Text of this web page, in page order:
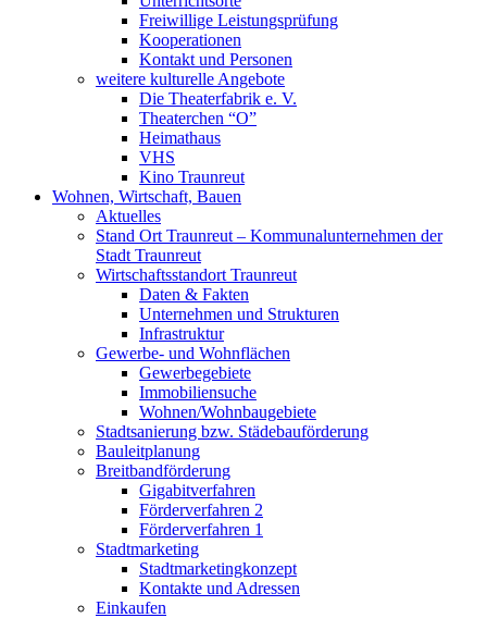
Freiwillige Leistungsprüfung
Kooperationen
Kontakt und Personen
weitere kulturelle Angebote
Die Theaterfabrik e. V.
Theaterchen “O”
Heimathaus
VHS
Kino Traunreut
Wohnen, Wirtschaft, Bauen
Aktuelles
Stand Ort Traunreut – Kommunalunternehmen der
Stadt Traunreut
Wirtschaftsstandort Traunreut
Daten & Fakten
Unternehmen und Strukturen
Infrastruktur
Gewerbe- und Wohnflächen
Gewerbegebiete
Immobiliensuche
Wohnen/Wohnbaugebiete
Stadtsanierung bzw. Städebauförderung
Bauleitplanung
Breitbandförderung
Gigabitverfahren
Förderverfahren 2
Förderverfahren 1
Stadtmarketing
Stadtmarketingkonzept
Kontakte und Adressen
Einkaufen